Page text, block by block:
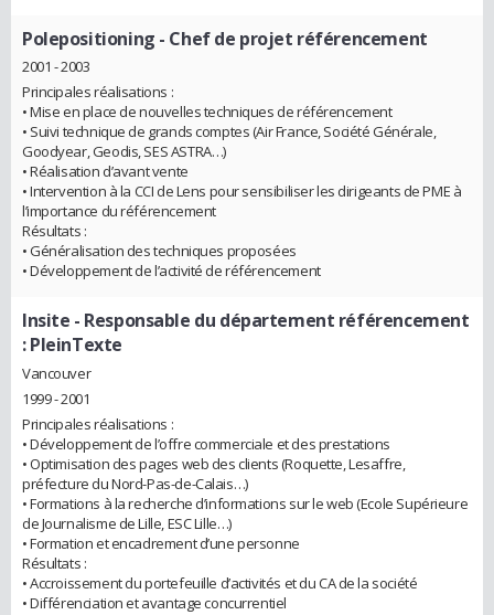
Polepositioning - Chef de projet référencement
2001 - 2003
Principales réalisations :
• Mise en place de nouvelles techniques de référencement
• Suivi technique de grands comptes (Air France, Société Générale,
Goodyear, Geodis, SES ASTRA…)
• Réalisation d’avant vente
• Intervention à la CCI de Lens pour sensibiliser les dirigeants de PME à
l’importance du référencement
Résultats :
• Généralisation des techniques proposées
• Développement de l’activité de référencement
Insite - Responsable du département référencement
: PleinTexte
Vancouver
1999 - 2001
Principales réalisations :
• Développement de l’offre commerciale et des prestations
• Optimisation des pages web des clients (Roquette, Lesaffre,
préfecture du Nord-Pas-de-Calais…)
• Formations à la recherche d’informations sur le web (Ecole Supérieure
de Journalisme de Lille, ESC Lille…)
• Formation et encadrement d’une personne
Résultats :
• Accroissement du portefeuille d’activités et du CA de la société
• Différenciation et avantage concurrentiel